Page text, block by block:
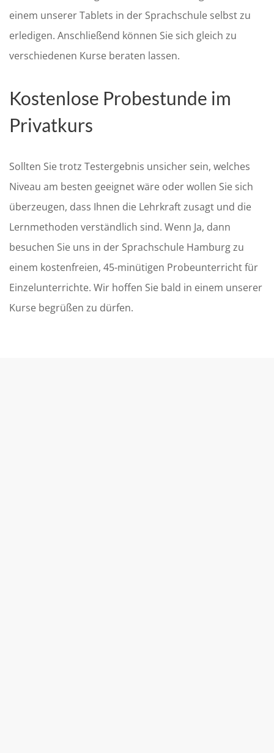
einem unserer Tablets in der Sprachschule selbst zu
erledigen. Anschließend können Sie sich gleich zu
verschiedenen Kurse beraten lassen.
Kostenlose Probestunde im
Privatkurs
Sollten Sie trotz Testergebnis unsicher sein, welches
Niveau am besten geeignet wäre oder wollen Sie sich
überzeugen, dass Ihnen die Lehrkraft zusagt und die
Lernmethoden verständlich sind. Wenn Ja, dann
besuchen Sie uns in der Sprachschule Hamburg zu
einem kostenfreien, 45-minütigen Probeunterricht für
Einzelunterrichte. Wir hoffen Sie bald in einem unserer
Kurse begrüßen zu dürfen.